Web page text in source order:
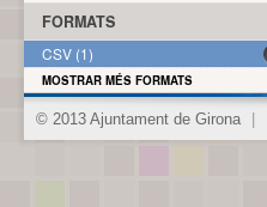
FORMATS
CSV (1)
MOSTRAR MÉS FORMATS
© 2013 Ajuntament de Girona